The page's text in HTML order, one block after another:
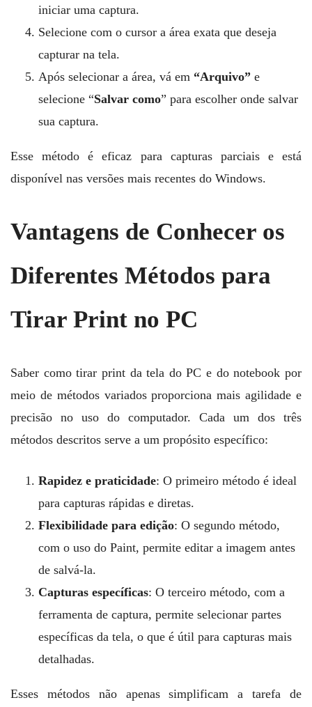
iniciar uma captura.
Selecione com o cursor a área exata que deseja
capturar na tela.
Após selecionar a área, vá em “Arquivo” e
selecione “Salvar como” para escolher onde salvar
sua captura.
Esse método é eficaz para capturas parciais e está
disponível nas versões mais recentes do Windows.
Vantagens de Conhecer os
Diferentes Métodos para
Tirar Print no PC
Saber como tirar print da tela do PC e do notebook por
meio de métodos variados proporciona mais agilidade e
precisão no uso do computador. Cada um dos três
métodos descritos serve a um propósito específico:
Rapidez e praticidade: O primeiro método é ideal
para capturas rápidas e diretas.
Flexibilidade para edição: O segundo método,
com o uso do Paint, permite editar a imagem antes
de salvá-la.
Capturas específicas: O terceiro método, com a
ferramenta de captura, permite selecionar partes
específicas da tela, o que é útil para capturas mais
detalhadas.
Esses métodos não apenas simplificam a tarefa de